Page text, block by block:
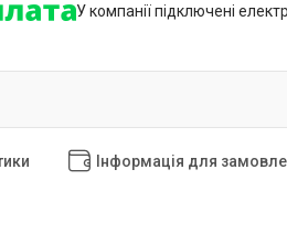
У компанії підключені
Інформація для